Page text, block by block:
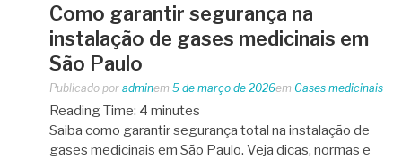
Como garantir segurança na
instalação de gases medicinais em
São Paulo
Publicado por adminem 5 de março de 2026em Gases medicinais
Reading Time: 4 minutes
Saiba como garantir segurança total na instalação de
gases medicinais em São Paulo. Veja dicas, normas e